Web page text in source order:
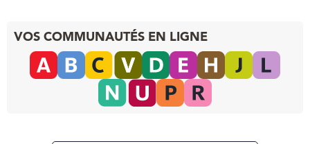
VOS COMMUNAUTÉS EN LIGNE